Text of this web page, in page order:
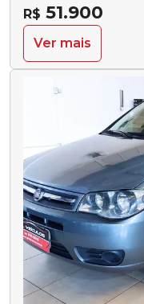
R$ 51.900
Ver mais